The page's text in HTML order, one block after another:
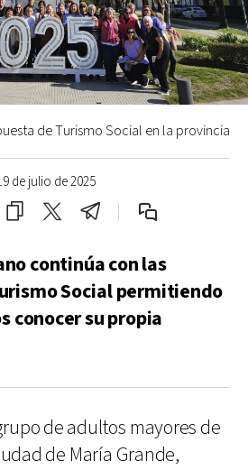
de julio de 2025
de Turismo Social en la provincia
continúa con las
Social permitiendo
conocer su propia
de adultos mayores de
de María Grande,